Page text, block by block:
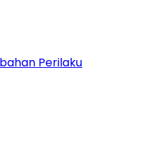
Perilaku